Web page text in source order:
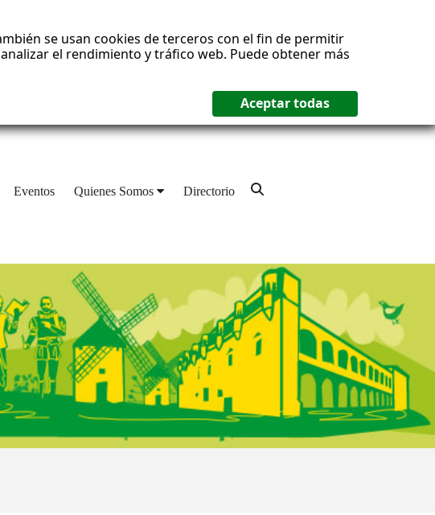
se usan cookies de terceros con el fin de permitir
el rendimiento y tráfico web. Puede obtener más
Eventos Quienes Somos Directorio